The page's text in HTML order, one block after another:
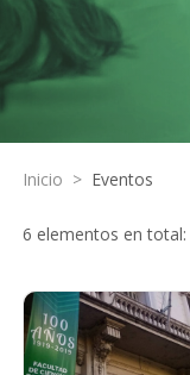
Inicio > Eventos
6 elementos en total: